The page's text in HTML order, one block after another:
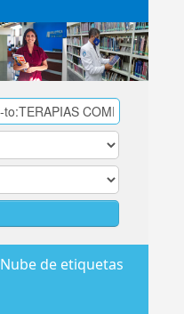
Nube de etiquetas